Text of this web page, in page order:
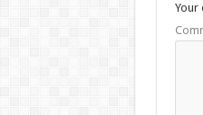
Your